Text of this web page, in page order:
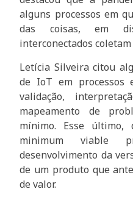
alguns processos em
das coisas, em
interconectados
Letícia Silveira citou
de IoT em processos
validação,
mapeamento de
mínimo. Esse
minimum viable
desenvolvimento da
de um produto que
de valor.